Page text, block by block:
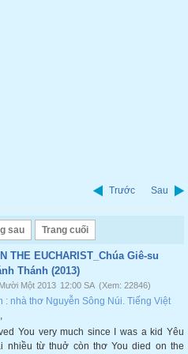
Trước Sau
sau Trang cuối
THE EUCHARIST_Chúa Giê-su
Thánh (2013)
Một 2013 12:00 SA (Xem: 22846)
: nhà thơ Nguyễn Sông Núi. Tiếng Việt
,
You very much since I was a kid Yêu
nhiều từ thuở còn thơ You died on the